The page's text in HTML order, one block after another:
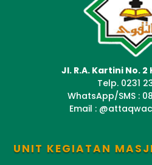
Jl. R.A. Kartini No.
Telp. 0231
WhatsApp/SMS :
Email :
UNIT KEGIATAN